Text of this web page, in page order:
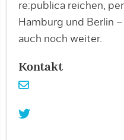
re:publica reichen,
Hamburg und Berlin
auch noch weiter.
Kontakt